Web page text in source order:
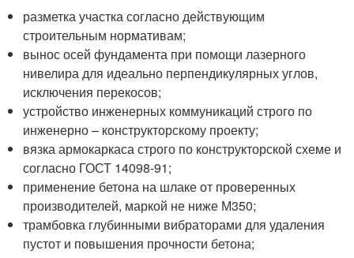
разметка участка согласно действующим
строительным нормативам;
вынос осей фундамента при помощи лазерного
нивелира для идеально перпендикулярных углов,
исключения перекосов;
устройство инженерных коммуникаций строго по
инженерно – конструкторскому проекту;
вязка армокаркаса строго по конструкторской схеме и
согласно ГОСТ 14098-91;
применение бетона на шлаке от проверенных
производителей, маркой не ниже М350;
трамбовка глубинными вибраторами для удаления
пустот и повышения прочности бетона;